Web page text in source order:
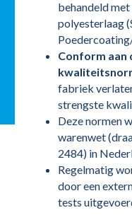
behandeld
polyesterlaag
Conform aan
fabriek
strengste
Deze normen
warenwet
2484) in
Regelmatig
door een
tests